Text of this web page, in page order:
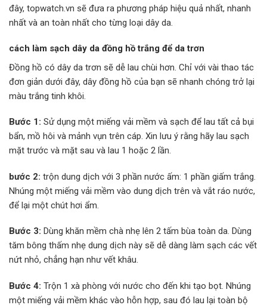
đây, topwatch.vn sẽ đưa ra phương pháp hiệu quả nhất, nhanh
nhất và an toàn nhất cho từng loại dây da.
cách làm sạch dây da đồng hồ trắng để da trơn
Đồng hồ có dây da trơn sẽ dễ lau chùi hơn. Chỉ với vài thao tác
đơn giản dưới đây, dây đồng hồ của bạn sẽ nhanh chóng trở lại
màu trắng tinh khôi.
Bước 1: Sử dụng một miếng vải mềm và sạch để lau tất cả bụi
bẩn, mồ hôi và mảnh vụn trên cáp. Xin lưu ý rằng hãy lau sạch
mặt trước và mặt sau và lau 1 hoặc 2 lần.
bước 2: trộn dung dịch với 3 phần nước ấm: 1 phần giấm trắng.
Nhúng một miếng vải mềm vào dung dịch trên và vắt ráo nước,
để lại một chút hơi ẩm.
Bước 3: Dùng khăn mềm chà nhẹ lên 2 tấm bùa toàn da. Dùng
tăm bông thấm nhẹ dung dịch này sẽ dễ dàng làm sạch các vết
nứt nhỏ, chẳng hạn như vết khâu.
Bước 4: Trộn 1 xà phòng với nước cho đến khi tạo bọt. Nhúng
một miếng vải mềm khác vào hỗn hợp, sau đó lau lại toàn bộ